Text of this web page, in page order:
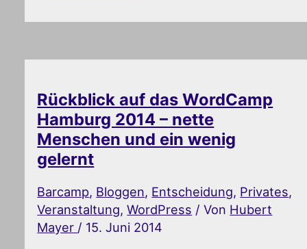
Rückblick auf das WordCamp
Hamburg 2014 – nette
Menschen und ein wenig
gelernt
Barcamp, Bloggen, Entscheidung, Privates,
Veranstaltung,WordPress / Von Hubert
Mayer / 15. Juni 2014